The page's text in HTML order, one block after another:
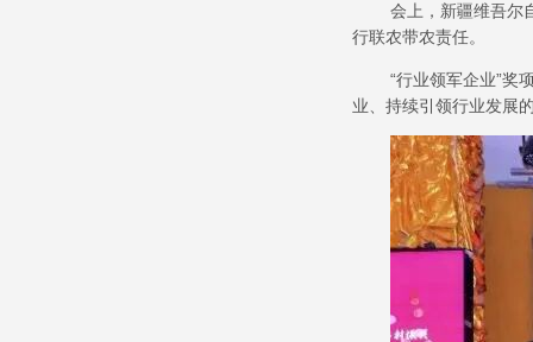
会上，新疆维吾尔
行联农带农责任。
“行业领军企业”奖
业、持续引领行业发展